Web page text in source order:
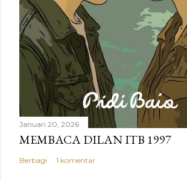
Januari 20, 2026
MEMBACA DILAN ITB 1997
Berbagi 1 komentar